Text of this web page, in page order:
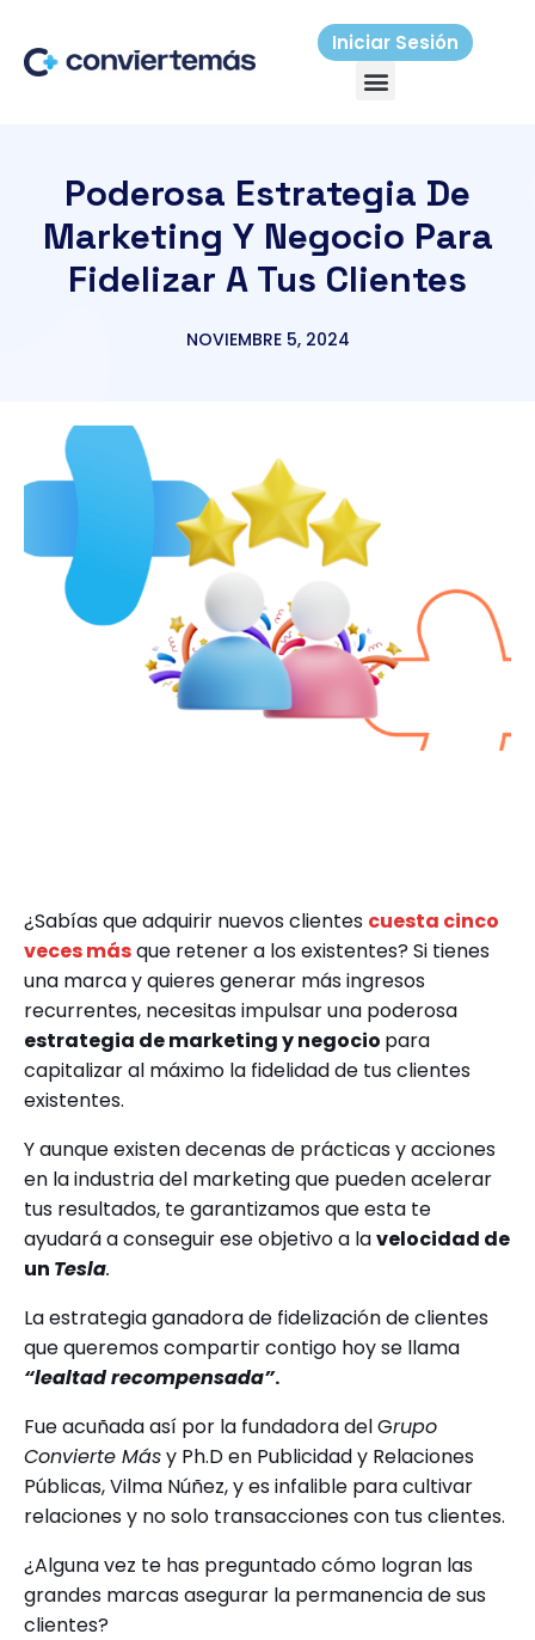
contenido
Iniciar Sesión
Menú
Poderosa Estrategia De
Marketing Y Negocio Para
Fidelizar A Tus Clientes
NOVIEMBRE 5, 2024
¿Sabías que adquirir nuevos clientes cuesta cinco
veces másque retener a los existentes? Si tienes
una marca y quieres generar más ingresos
recurrentes, necesitas impulsar una poderosa
estrategia de marketing y negocio para
capitalizar al máximo la fidelidad de tus clientes
existentes.
Y aunque existen decenas de prácticas y acciones
en la industria del marketing que pueden acelerar
tus resultados, te garantizamos que esta te
ayudará a conseguir ese objetivo a lavelocidad de
un Tesla.
La estrategia ganadora de fidelización de clientes
que queremos compartir contigo hoy se llama
“lealtad recompensada”.
Fue acuñada así por la fundadora del Grupo
Convierte Másy Ph.D en Publicidad y Relaciones
Públicas, Vilma Núñez, y es infalible para cultivar
relaciones y no solo transacciones con tus clientes.
¿Alguna vez te has preguntado cómo logran las
grandes marcas asegurar la permanencia de sus
clientes?